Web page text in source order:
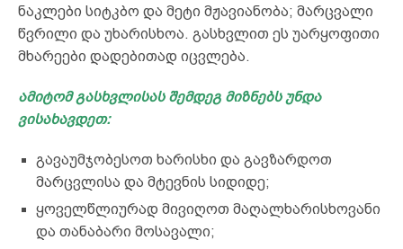
ნაკლები სიტკბო და მეტი მჟავიანობა; მარცვალი
წვრილი და უხარისხოა. გასხვლით ეს უარყოფითი
მხარეები დადებითად იცვლება.
ამიტომ გასხვლისას შემდეგ მიზნებს უნდა
ვისახავდეთ:
გავაუმჯობესოთ ხარისხი და გავზარდოთ
მარცვლისა და მტევნის სიდიდე;
ყოველწლიურად მივიღოთ მაღალხარისხოვანი
და თანაბარი მოსავალი;